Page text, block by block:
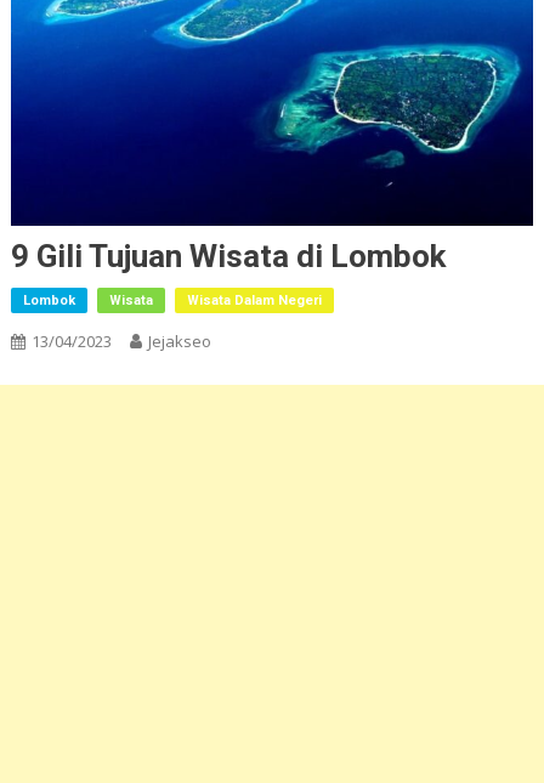
9 Gili Tujuan Wisata di Lombok
Lombok Wisata Wisata Dalam Negeri
13/04/2023 Jejakseo